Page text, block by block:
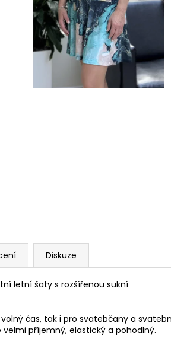
Diskuze
letní šaty s rozšířenou sukní
čas, tak i pro svatebčany a
velmi příjemný, elastický a pohodlný.
- ÚPLETOVÉ ŠATY